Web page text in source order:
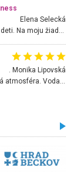
Elena Selecká
. Monika Lipovská
Úžasné prostredie, napriek tomu, že je malé. Úžasná atmosféra. Voda fantastická a nádherná. Ľudí je pomerne veľa, ale su mili a ohľaduplní. Je veľmi zaujímavé sledovať, ako dokážu spolu športovať cudzí ľudia a bez ohľadu na vek. Vládne tu pohoda. Vnuka neviem dostať z vody. Ďakujem za krásny deň . Urcite sa sem vrátim. Jediný problém je s parkovaním, ale aj ten sa mi podarilo vyriešiť. Monika Bratislava